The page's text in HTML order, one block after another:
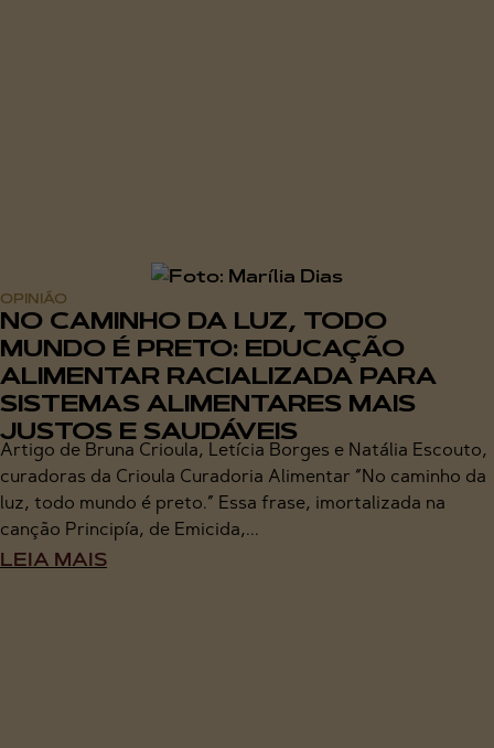
OPINIÃO
NO CAMINHO DA LUZ, TODO
MUNDO É PRETO: EDUCAÇÃO
ALIMENTAR RACIALIZADA PARA
SISTEMAS ALIMENTARES MAIS
JUSTOS E SAUDÁVEIS
Artigo de Bruna Crioula, Letícia Borges e Natália Escouto,
curadoras da Crioula Curadoria Alimentar “No caminho da
luz, todo mundo é preto.” Essa frase, imortalizada na
canção Principía, de Emicida,...
LEIA MAIS